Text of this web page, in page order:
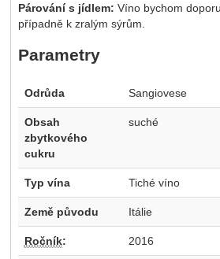
Párování s jídlem: Víno bychom
případně k zralým sýrům.
Parametry
Odrůda Sangiovese
Obsah
zbytkového
cukru
suché
Typ vína Tiché víno
Země původu Itálie
Ročník: 2016